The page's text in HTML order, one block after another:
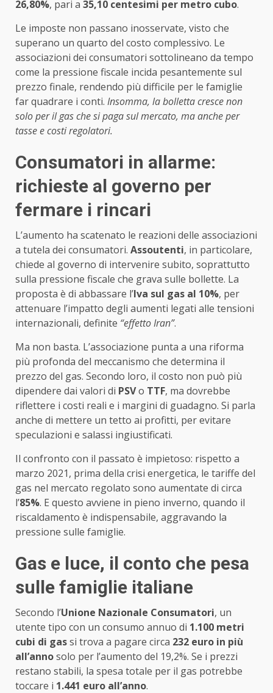
26,80%, pari a 35,10 centesimi per metro cubo.
Le imposte non passano inosservate, visto che
superano un quarto del costo complessivo. Le
associazioni dei consumatori sottolineano da tempo
come la pressione fiscale incida pesantemente sul
prezzo finale, rendendo più difficile per le famiglie
far quadrare i conti. Insomma, la bolletta cresce non
solo per il gas che si paga sul mercato, ma anche per
tasse e costi regolatori.
Consumatori in allarme:
richieste al governo per
fermare i rincari
L’aumento ha scatenato le reazioni delle associazioni
a tutela dei consumatori. Assoutenti, in particolare,
chiede al governo di intervenire subito, soprattutto
sulla pressione fiscale che grava sulle bollette. La
proposta è di abbassare l’Iva sul gas al 10%, per
attenuare l’impatto degli aumenti legati alle tensioni
internazionali, definite “effetto Iran”.
Ma non basta. L’associazione punta a una riforma
più profonda del meccanismo che determina il
prezzo del gas. Secondo loro, il costo non può più
dipendere dai valori di PSVo TTF, ma dovrebbe
riflettere i costi reali e i margini di guadagno. Si parla
anche di mettere un tetto ai profitti, per evitare
speculazioni e salassi ingiustificati.
Il confronto con il passato è impietoso: rispetto a
marzo 2021, prima della crisi energetica, le tariffe del
gas nel mercato regolato sono aumentate di circa
l’85%. E questo avviene in pieno inverno, quando il
riscaldamento è indispensabile, aggravando la
pressione sulle famiglie.
Gas e luce, il conto che pesa
sulle famiglie italiane
Secondo l’Unione Nazionale Consumatori, un
utente tipo con un consumo annuo di 1.100 metri
cubi di gassi trova a pagare circa 232 euro in più
all’annosolo per l’aumento del 19,2%. Se i prezzi
restano stabili, la spesa totale per il gas potrebbe
toccare i 1.441 euro all’anno.